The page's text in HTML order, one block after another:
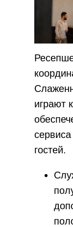
играют
гостей.